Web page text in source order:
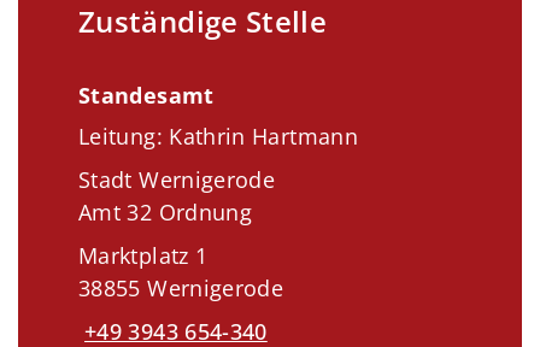
Zuständige Stelle
Standesamt
Leitung: Kathrin Hartmann
Stadt Wernigerode
Amt 32 Ordnung
Marktplatz 1
38855 Wernigerode
+49 3943 654-340